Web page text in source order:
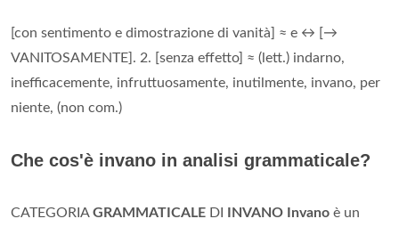
[con sentimento e dimostrazione di vanità] ≈ e ↔ [→
VANITOSAMENTE]. 2. [senza effetto] ≈ (lett.) indarno,
inefficacemente, infruttuosamente, inutilmente, invano, per
niente, (non com.)
Che cos'è invano in analisi grammaticale?
CATEGORIAGRAMMATICALE DI INVANO Invano è un